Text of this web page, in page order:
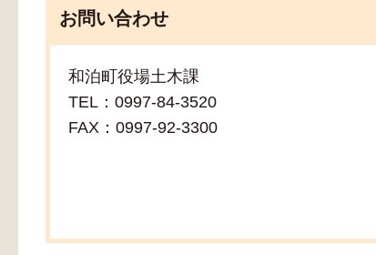
お問い合わせ
和泊町役場土木課
TEL：0997-84-3520
FAX：0997-92-3300